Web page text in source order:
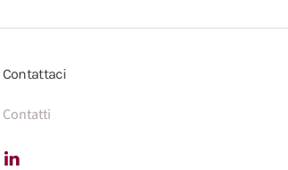
Contattaci
Contatti